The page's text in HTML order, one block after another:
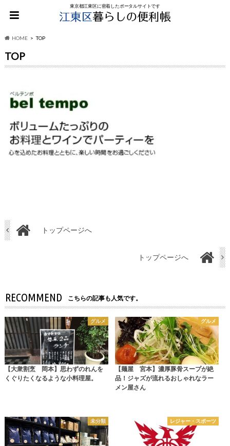
東京都江東区に密着したポータルサイトです
HOME TOP
TOP
トップページへ
トップページへ
RECOMMEND こちらの記事も人気です。
グルメ
【大衆割烹 岡本】思わずのれんを
くぐりたくなるような小料理屋。
グルメ
【麺屋 宮本】濃厚豚骨スープが絶
品！ジャズが流れるおしゃれなラー
メン屋さん
未分類 レジャー・スポーツ